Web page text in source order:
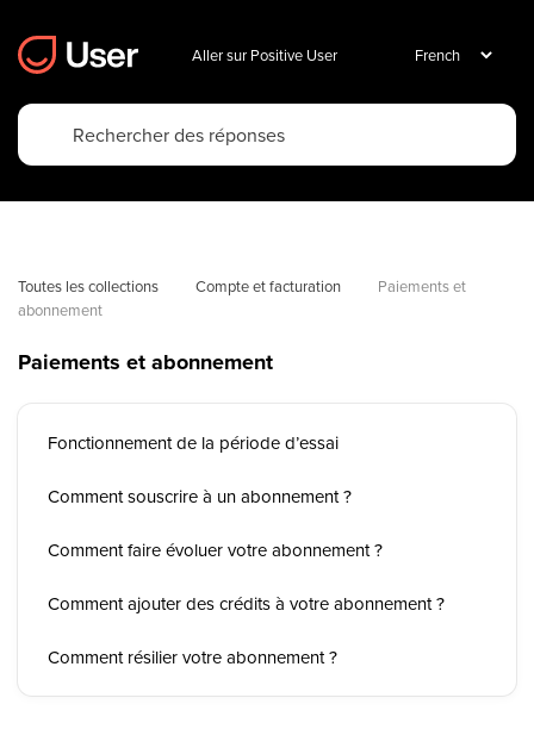
Aller sur Positive User
Toutes les collections Compte et facturation
Paiements et
abonnement
Paiements et abonnement
Fonctionnement de la période d’essai
Comment souscrire à un abonnement ?
Comment faire évoluer votre abonnement ?
Comment ajouter des crédits à votre abonnement ?
Comment résilier votre abonnement ?